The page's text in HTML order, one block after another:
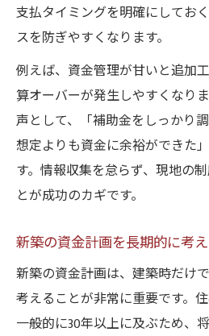
支払タイミングを明確にしてお
スを防ぎやすくなります。
例えば、資金管理が甘いと追加
算オーバーが発生しやすくなり
声として、「補助金をしっかり
想定よりも資金に余裕ができた
す。情報収集を怠らず、現地の
とが成功のカギです。
新築の資金計画を長期的に考
新築の資金計画は、建築時だけ
考えることが非常に重要です。
一般的に30年以上に及ぶため、